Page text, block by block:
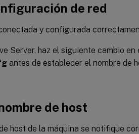
de red
y configurada
Server, haz el siguiente cambio en
antes de establecer el nombre de
de host
host de la máquina se notifique